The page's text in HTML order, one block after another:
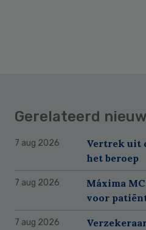
Gerelateerd
7 aug 2026
Vertrek uit
het beroep
7 aug 2026
Máxima
voor
7 aug 2026